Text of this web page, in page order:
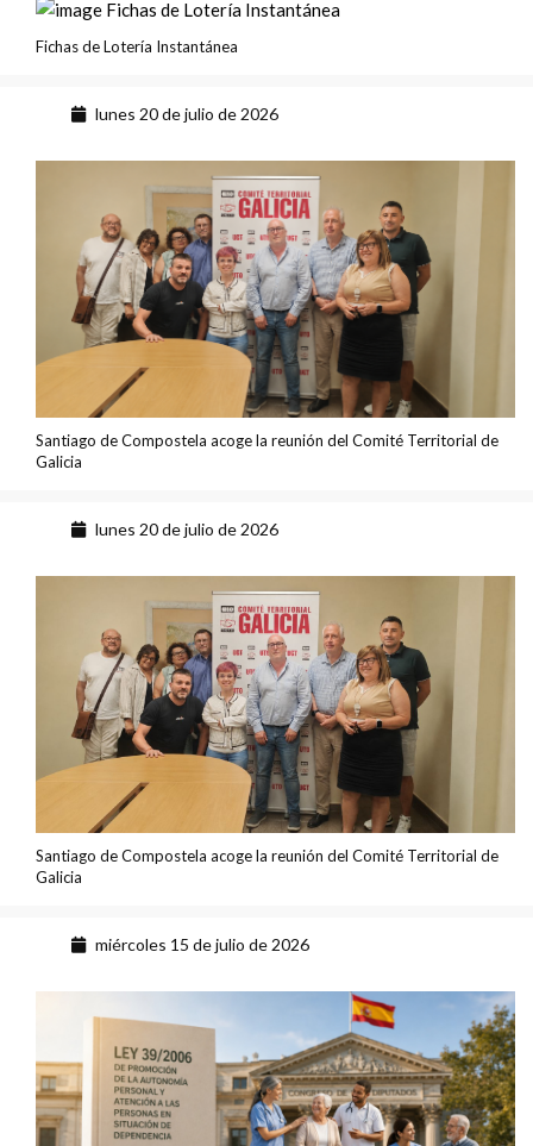
Fichas de Lotería Instantánea
lunes 20 de julio de 2026
Santiago de Compostela acoge la reunión del Comité Territorial de
Galicia
lunes 20 de julio de 2026
Santiago de Compostela acoge la reunión del Comité Territorial de
Galicia
miércoles 15 de julio de 2026